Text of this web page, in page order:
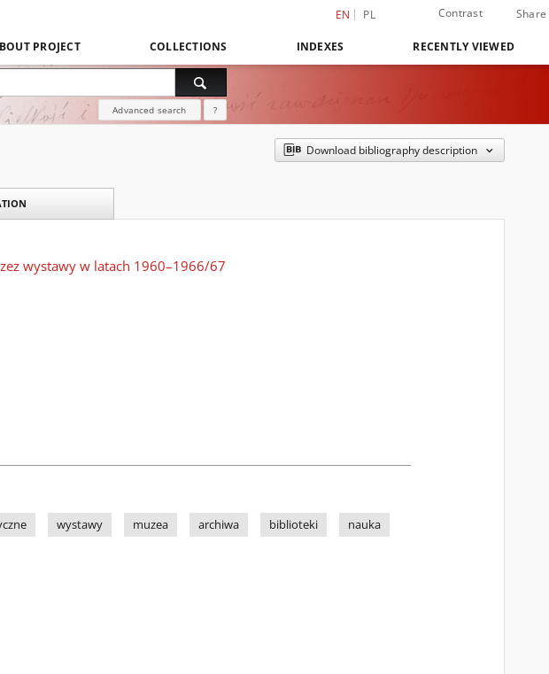
EN PL Contrast Share
PROJECT COLLECTIONS INDEXES RECENTLY VIEWED
Advanced search ?
Download bibliography description
wystawy w latach 1960–1966/67
wystawy muzea archiwa biblioteki
nauka